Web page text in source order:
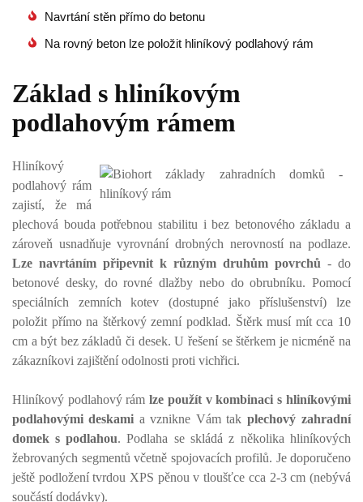
Navrtání stěn přímo do betonu
Na rovný beton lze položit hliníkový podlahový rám
Základ s hliníkovým
podlahovým rámem
Hliníkový
podlahový rám
zajistí, že má
plechová bouda potřebnou stabilitu i bez betonového základu a
zároveň usnadňuje vyrovnání drobných nerovností na podlaze.
Lze navrtáním připevnit k různým druhům povrchů - do
betonové desky, do rovné dlažby nebo do obrubníku. Pomocí
speciálních zemních kotev (dostupné jako příslušenství) lze
položit přímo na štěrkový zemní podklad. Štěrk musí mít cca 10
cm a být bez základů či desek. U řešení se štěrkem je nicméně na
zákazníkovi zajištění odolnosti proti vichřici.
Hliníkový podlahový rám lze použít v kombinaci s hliníkovými
podlahovými deskami a vznikne Vám tak plechový zahradní
domek s podlahou. Podlaha se skládá z několika hliníkových
žebrovaných segmentů včetně spojovacích profilů. Je doporučeno
ještě podložení tvrdou XPS pěnou v tloušťce cca 2-3 cm (nebývá
součástí dodávky).